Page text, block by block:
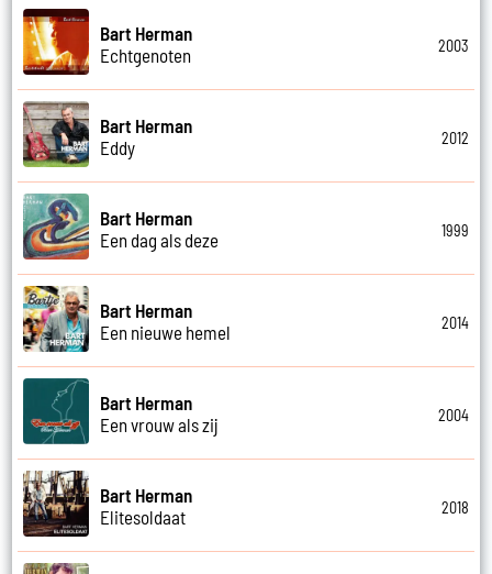
Bart Herman
Echtgenoten
2003
Bart Herman
Eddy
2012
Bart Herman
Een dag als deze
1999
Bart Herman
Een nieuwe hemel
2014
Bart Herman
Een vrouw als zij
2004
Bart Herman
Elitesoldaat
2018